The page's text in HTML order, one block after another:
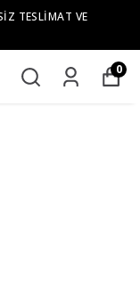
TESLIMAT VE
0